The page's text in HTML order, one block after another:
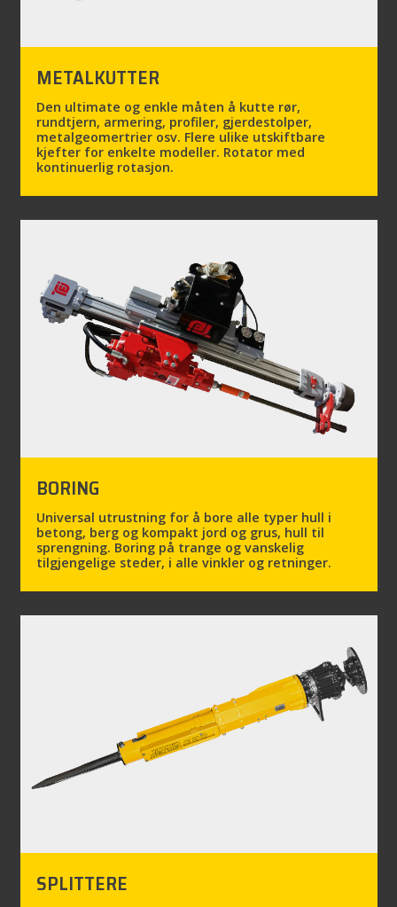
METALKUTTER
Den ultimate og enkle måten å kutte rør,
rundtjern, armering, profiler, gjerdestolper,
metalgeomertrier osv. Flere ulike utskiftbare
kjefter for enkelte modeller. Rotator med
kontinuerlig rotasjon.
BORING
Universal utrustning for å bore alle typer hull i
betong, berg og kompakt jord og grus, hull til
sprengning. Boring på trange og vanskelig
tilgjengelige steder, i alle vinkler og retninger.
SPLITTERE